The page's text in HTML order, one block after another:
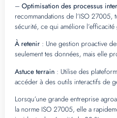
– Optimisation des processus
recommandations de l’ISO 27005,
sécurité, ce qui améliore
À retenir : Une gestion proactive
seulement tes données, mais elle
Astuce terrain : Utilise des
accéder à des outils interactifs de
Lorsqu’une grande entreprise
la norme ISO 27005, elle a